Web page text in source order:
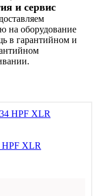
и сервис
на оборудование
в гарантийном и
HPF XLR